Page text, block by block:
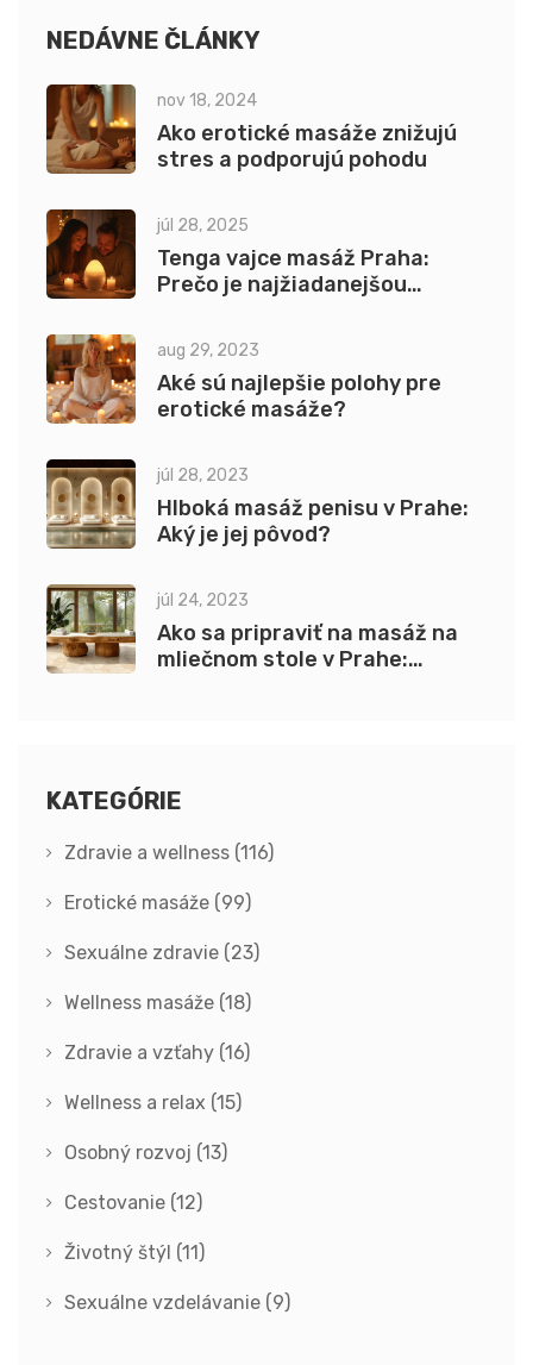
NEDÁVNE ČLÁNKY
nov 18, 2024
Ako erotické masáže znižujú
stres a podporujú pohodu
júl 28, 2025
Tenga vajce masáž Praha:
Prečo je najžiadanejšou
aug 29, 2023
Aké sú najlepšie polohy pre
erotické masáže?
júl 28, 2023
Hlboká masáž penisu v Prahe:
Aký je jej pôvod?
júl 24, 2023
Ako sa pripraviť na masáž na
mliečnom stole v Prahe:
KATEGÓRIE
Zdravie a wellness (116)
Erotické masáže (99)
Sexuálne zdravie (23)
Wellness masáže (18)
Zdravie a vzťahy (16)
Wellness a relax (15)
Osobný rozvoj (13)
Cestovanie (12)
Životný štýl (11)
Sexuálne vzdelávanie (9)